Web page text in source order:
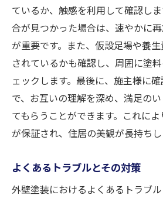
ているか、触感を利用して確認し
合が見つかった場合は、速やかに
が重要です。また、仮設足場や養
されているかも確認し、周囲に塗
ェックします。最後に、施主様に
で、お互いの理解を深め、満足の
てもらうことができます。これに
が保証され、住居の美観が長持ちし
よくあるトラブルとその対策
外壁塗装におけるよくあるトラブ